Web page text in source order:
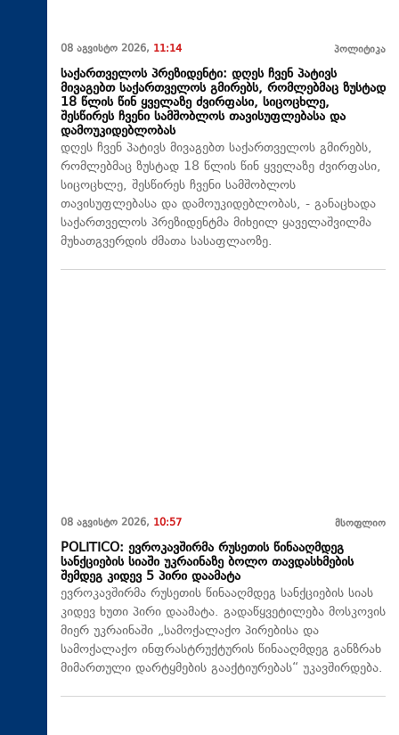
08 აგვისტო 2026, 11:14 პოლიტიკა
საქართველოს პრეზიდენტი: დღეს ჩვენ პატივს
მივაგებთ საქართველოს გმირებს, რომლებმაც ზუსტად
18 წლის წინ ყველაზე ძვირფასი, სიცოცხლე,
შესწირეს ჩვენი სამშობლოს თავისუფლებასა და
დამოუკიდებლობას
დღეს ჩვენ პატივს მივაგებთ საქართველოს გმირებს,
რომლებმაც ზუსტად 18 წლის წინ ყველაზე ძვირფასი,
სიცოცხლე, შესწირეს ჩვენი სამშობლოს
თავისუფლებასა და დამოუკიდებლობას, - განაცხადა
საქართველოს პრეზიდენტმა მიხეილ ყაველაშვილმა
მუხათგვერდის ძმათა სასაფლაოზე.
08 აგვისტო 2026, 10:57 მსოფლიო
POLITICO: ევროკავშირმა რუსეთის წინააღმდეგ
სანქციების სიაში უკრაინაზე ბოლო თავდასხმების
შემდეგ კიდევ 5 პირი დაამატა
ევროკავშირმა რუსეთის წინააღმდეგ სანქციების სიას
კიდევ ხუთი პირი დაამატა. გადაწყვეტილება მოსკოვის
მიერ უკრაინაში „სამოქალაქო პირებისა და
სამოქალაქო ინფრასტრუქტურის წინააღმდეგ განზრახ
მიმართული დარტყმების გააქტიურებას“ უკავშირდება.